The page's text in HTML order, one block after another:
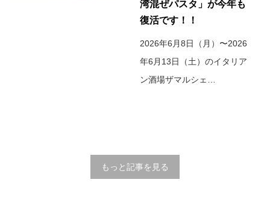
湾混ぜパスタ」が今年も
復活です！！
2026年6月8日（月）〜2026
年6月13日（土）のイタリア
ン酒場ザマルシェ…
もっと記事を見る